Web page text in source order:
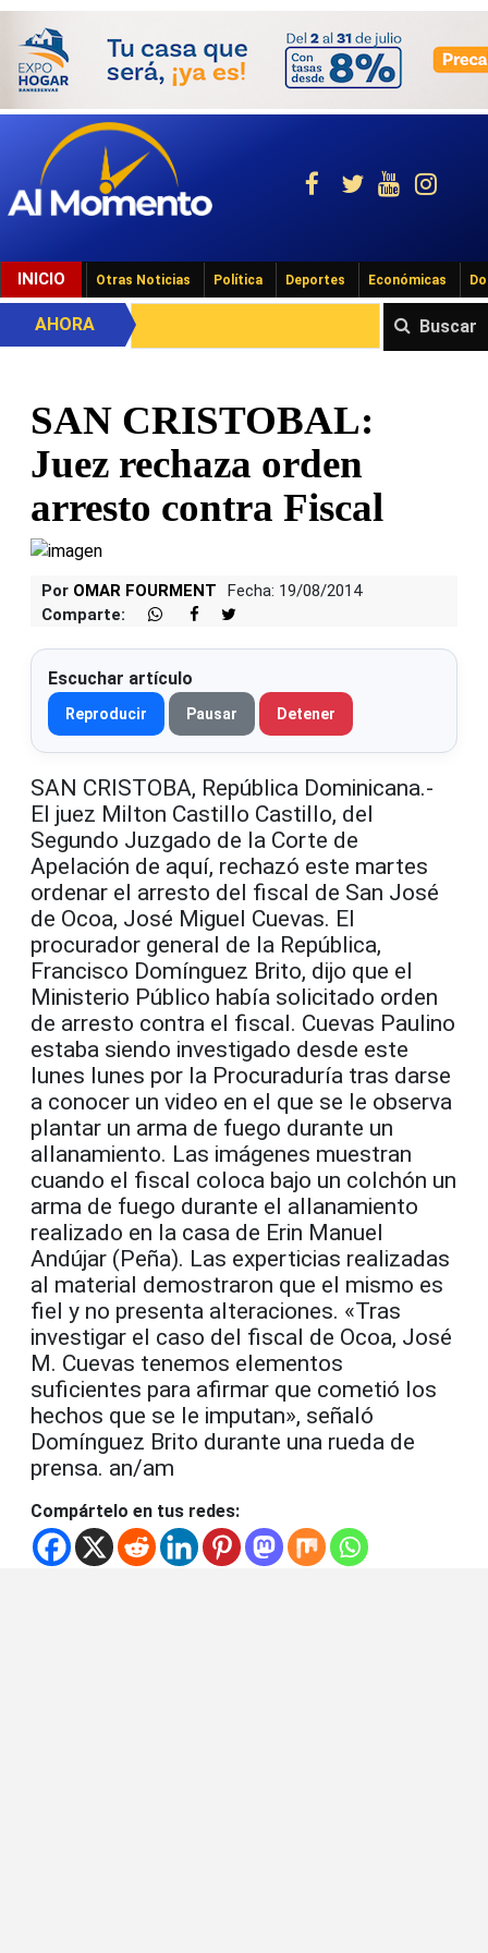
INICIO Otras Noticias Política Deportes Económicas
Buscar
AHORA
SAN CRISTOBAL:
Juez rechaza orden
arresto contra Fiscal
Por OMAR FOURMENT
Fecha: 19/08/2014
Comparte:
Escuchar artículo
Reproducir Pausar Detener
SAN CRISTOBA, República Dominicana.-
El juez Milton Castillo Castillo, del
Segundo Juzgado de la Corte de
Apelación de aquí, rechazó este martes
ordenar el arresto del fiscal de San José
de Ocoa, José Miguel Cuevas. El
procurador general de la República,
Francisco Domínguez Brito, dijo que el
Ministerio Público había solicitado orden
de arresto contra el fiscal. Cuevas Paulino
estaba siendo investigado desde este
lunes lunes por la Procuraduría tras darse
a conocer un video en el que se le observa
plantar un arma de fuego durante un
allanamiento. Las imágenes muestran
cuando el fiscal coloca bajo un colchón un
arma de fuego durante el allanamiento
realizado en la casa de Erin Manuel
Andújar (Peña). Las experticias realizadas
al material demostraron que el mismo es
fiel y no presenta alteraciones. «Tras
investigar el caso del fiscal de Ocoa, José
M. Cuevas tenemos elementos
suficientes para afirmar que cometió los
hechos que se le imputan», señaló
Domínguez Brito durante una rueda de
prensa. an/am
Compártelo en tus redes: